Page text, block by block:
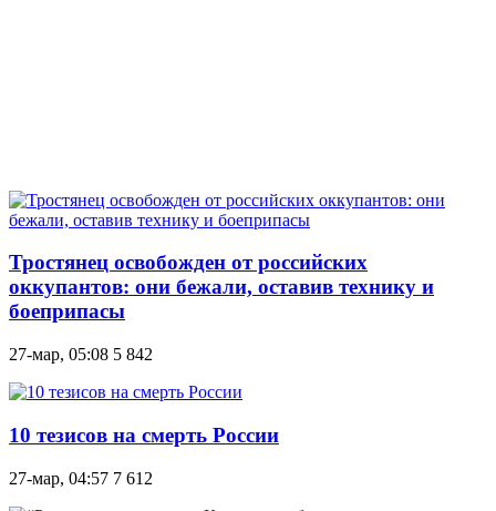
Тростянец освобожден от российских
оккупантов: они бежали, оставив технику и
боеприпасы
27-мар, 05:08 5 842
10 тезисов на смерть России
27-мар, 04:57 7 612